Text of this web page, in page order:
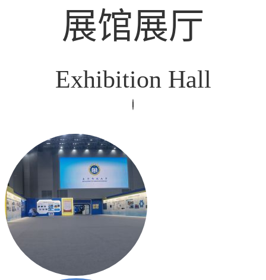
展馆展厅
Exhibition Hall